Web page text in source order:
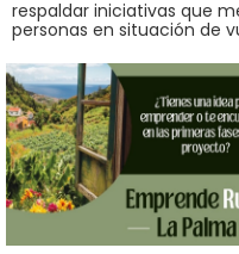
respaldar iniciativas que
personas en situación de